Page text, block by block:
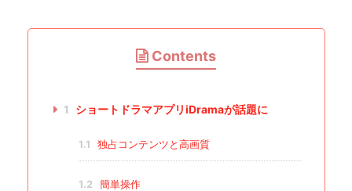
Contents
1 ショートドラマアプリiDramaが話題に
1.1 独占コンテンツと高画質
1.2 簡単操作